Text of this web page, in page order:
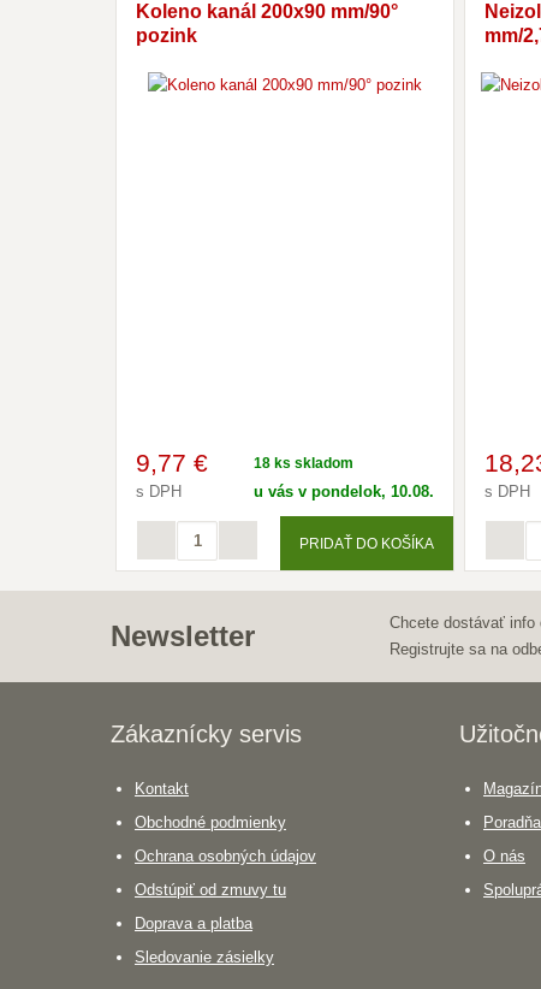
Koleno kanál 200x90 mm/90°
pozink
9,77 €
s DPH
18 ks skladom
u vás v pondelok, 10.08.
PRIDAŤ DO KOŠÍKA
mm/
18
s DPH
Newsletter
Chcete dostávať
Registrujte sa na
Zákaznícky servis
Kontakt
Obchodné podmienky
Ochrana osobných údajov
Odstúpiť od zmuvy tu
Doprava a platba
Sledovanie zásielky
Poradňa
O nás